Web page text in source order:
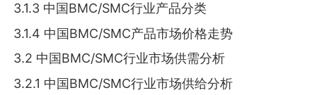
3.1.3 中国BMC/SMC行业产品分类
3.1.4 中国BMC/SMC产品市场价格走势
3.2 中国BMC/SMC行业市场供需分析
3.2.1 中国BMC/SMC行业市场供给分析